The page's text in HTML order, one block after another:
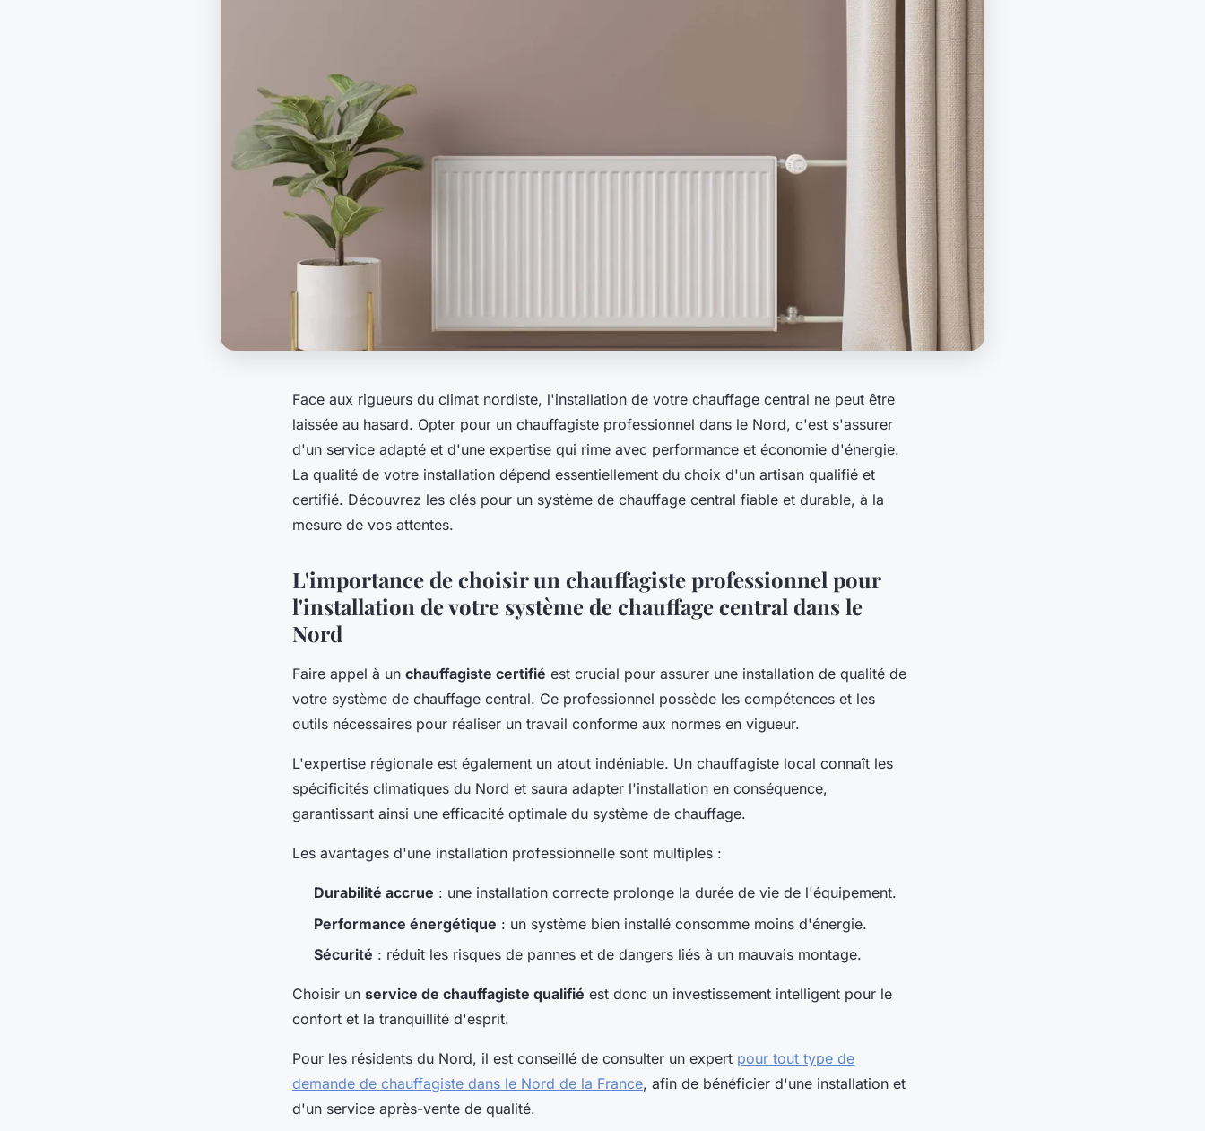
Face aux rigueurs du climat nordiste, l'installation de votre chauffage central ne peut être
laissée au hasard. Opter pour un chauffagiste professionnel dans le Nord, c'est s'assurer
d'un service adapté et d'une expertise qui rime avec performance et économie d'énergie.
La qualité de votre installation dépend essentiellement du choix d'un artisan qualifié et
certifié. Découvrez les clés pour un système de chauffage central fiable et durable, à la
mesure de vos attentes.
L'importance de choisir un chauffagiste professionnel pour
l'installation de votre système de chauffage central dans le
Nord
Faire appel à un chauffagiste certifié est crucial pour assurer une installation de qualité de
votre système de chauffage central. Ce professionnel possède les compétences et les
outils nécessaires pour réaliser un travail conforme aux normes en vigueur.
L'expertise régionale est également un atout indéniable. Un chauffagiste local connaît les
spécificités climatiques du Nord et saura adapter l'installation en conséquence,
garantissant ainsi une efficacité optimale du système de chauffage.
Les avantages d'une installation professionnelle sont multiples :
Durabilité accrue : une installation correcte prolonge la durée de vie de l'équipement.
Performance énergétique : un système bien installé consomme moins d'énergie.
Sécurité : réduit les risques de pannes et de dangers liés à un mauvais montage.
Choisir un service de chauffagiste qualifié est donc un investissement intelligent pour le
confort et la tranquillité d'esprit.
Pour les résidents du Nord, il est conseillé de consulter un expert pour tout type de
demande de chauffagiste dans le Nord de la France, afin de bénéficier d'une installation et
d'un service après-vente de qualité.